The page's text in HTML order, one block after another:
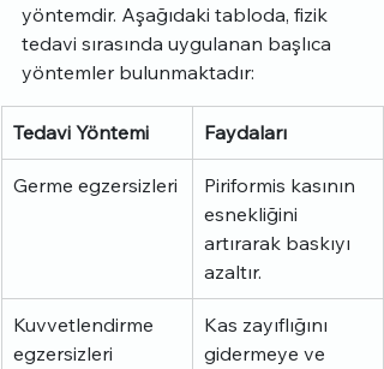
yöntemdir. Aşağıdaki tabloda, fizik
tedavi sırasında uygulanan başlıca
yöntemler bulunmaktadır:
Tedavi Yöntemi Faydaları
Germe egzersizleri
Piriformis kasının
esnekliğini
artırarak baskıyı
azaltır.
Kuvvetlendirme
egzersizleri
Kas zayıflığını
gidermeye ve